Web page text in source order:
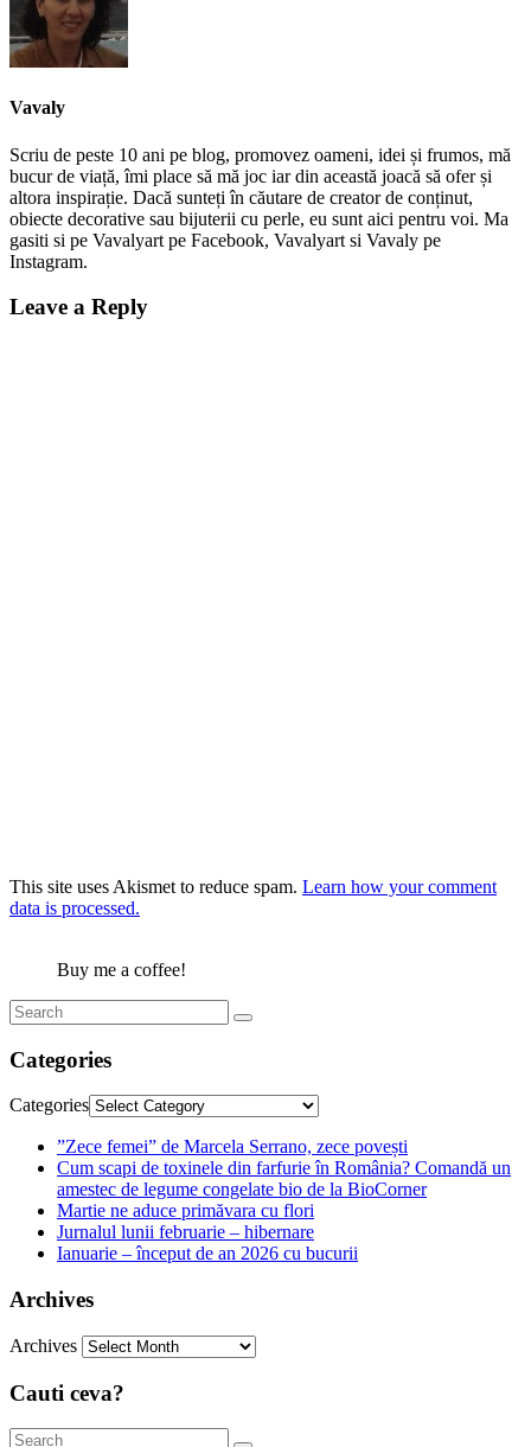
Vavaly
Scriu de peste 10 ani pe blog, promovez oameni, idei și frumos, mă
bucur de viață, îmi place să mă joc iar din această joacă să ofer și
altora inspirație. Dacă sunteți în căutare de creator de conținut,
obiecte decorative sau bijuterii cu perle, eu sunt aici pentru voi. Ma
gasiti si pe Vavalyart pe Facebook, Vavalyart si Vavaly pe
Instagram.
Leave a Reply
This site uses Akismet to reduce spam. Learn how your comment
data is processed.
Buy me a coffee!
Categories
Categories
”Zece femei” de Marcela Serrano, zece povești
Cum scapi de toxinele din farfurie în România? Comandă un
amestec de legume congelate bio de la BioCorner
Martie ne aduce primăvara cu flori
Jurnalul lunii februarie – hibernare
Ianuarie – început de an 2026 cu bucurii
Archives
Archives
Cauti ceva?